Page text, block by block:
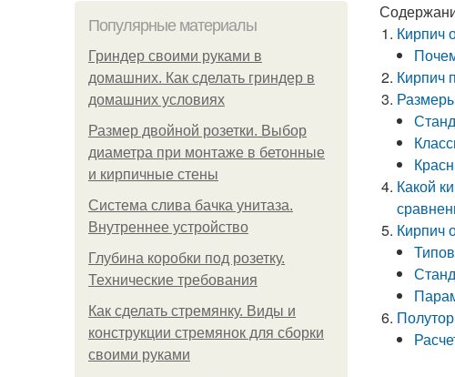
Популярные материалы
Гриндер своими руками в
домашних. Как сделать гриндер в
домашних условиях
Размер двойной розетки. Выбор
диаметра при монтаже в бетонные
и кирпичные стены
Система слива бачка унитаза.
Внутреннее устройство
Глубина коробки под розетку.
Технические требования
Как сделать стремянку. Виды и
конструкции стремянок для сборки
своими руками
Кирпич
Кирпич
Какой
Кирпич